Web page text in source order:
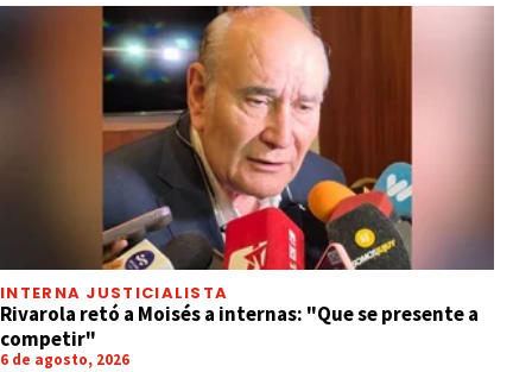
INTERNA JUSTICIALISTA
Rivarola retó a Moisés a internas: "Que se presente a
competir"
6 de agosto, 2026